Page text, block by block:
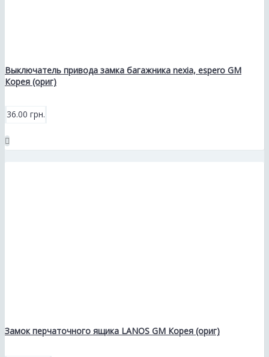
Выключатель привода замка багажника nexia, esperо GM
Корея (ориг)
36.00 грн.
Замок перчаточного ящика LANOS GM Корея (ориг)